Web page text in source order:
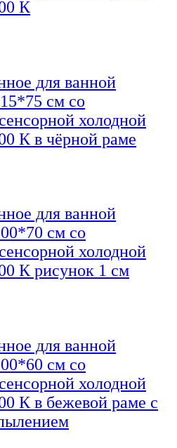
К
для ванной
см со
холодной
К в чёрной раме
для ванной
см со
холодной
К рисунок 1 см
для ванной
см со
холодной
К в бежевой раме с